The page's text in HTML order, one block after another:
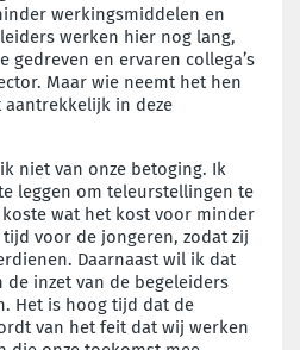
werkingsmiddelen en
werken hier nog lang,
gedreven en ervaren collega’s
Maar wie neemt het hen
aantrekkelijk in deze
niet van onze betoging. Ik
leggen om teleurstellingen te
wat het kost voor minder
voor de jongeren, zodat zij
Daarnaast wil ik dat
de inzet van de begeleiders
Het is hoog tijd dat de
van het feit dat wij werken